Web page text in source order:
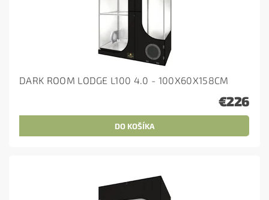
DARK ROOM LODGE L100 4.0 - 100X60X158CM
€226